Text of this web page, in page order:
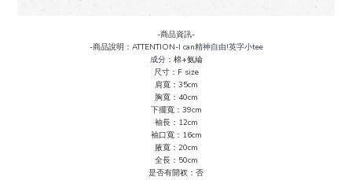
-商品資訊-
-商品說明：ATTENTION-I can精神自由!英字小tee
成分：棉+氨綸
尺寸：F size
肩寬：35cm
胸寬：40cm
下擺寬：39cm
袖長：12cm
袖口寬：16cm
腋寬：20cm
全長：50cm
是否有開衩：否